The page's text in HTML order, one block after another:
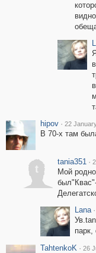
hipov · 22
В 70-х там
t
tania351 ·
Мой
Lana ·
парк,
TahtenkoK · 26